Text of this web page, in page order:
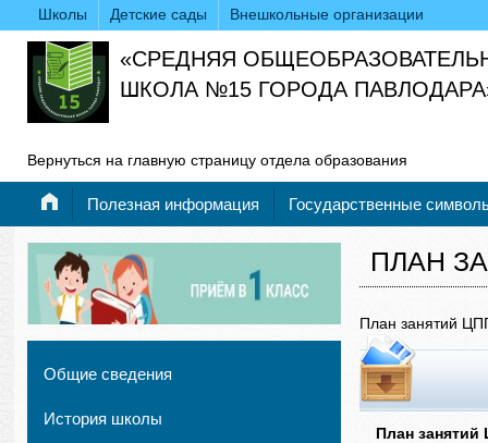
Школы Детские сады Внешкольные организации
«СРЕДНЯЯ
ШКОЛА №15 ГОРОДА
Вернуться на главную страницу отдела образования
Полезная информация Государственные
Общие сведения
История школы
ПЛАН
План занятий
План занятий